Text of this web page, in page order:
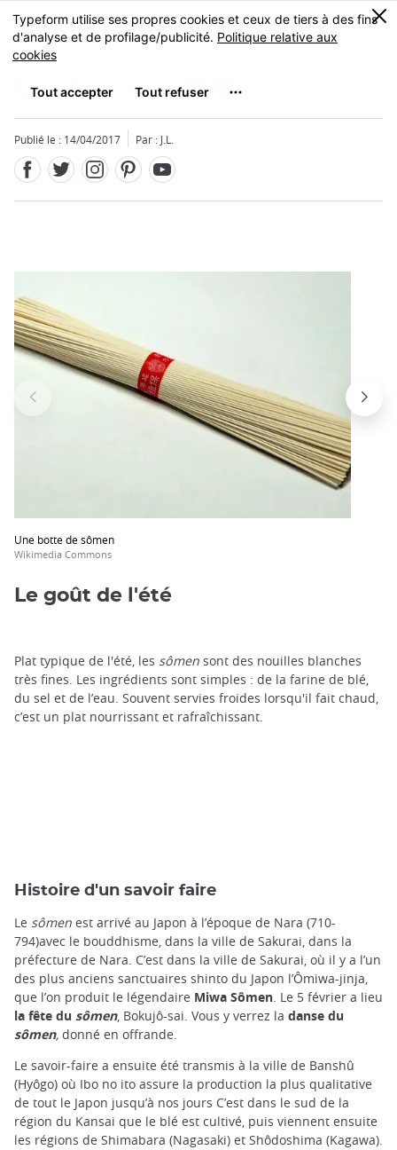
Skip
to
main
MENU
0
Les Sômen素麺
Publié le : 14/04/2017 Par : J.L.
Une botte de sômen
Wikimedia Commons
Fermer
Le goût de l'été
Plat typique de l'été, les sômen sont des nouilles blanches
très fines. Les ingrédients sont simples : de la farine de blé,
du sel et de l’eau. Souvent servies froides lorsqu'il fait chaud,
c’est un plat nourrissant et rafraîchissant.
Histoire d'un savoir faire
Le sômen est arrivé au Japon à l’époque de Nara (710-
794)avec le bouddhisme, dans la ville de Sakurai, dans la
préfecture de Nara. C’est dans la ville de Sakurai, où il y a l’un
des plus anciens sanctuaires shinto du Japon l’Ômiwa-jinja,
que l’on produit le légendaire Miwa Sômen. Le 5 février a lieu
la fête du sômen, Bokujô-sai. Vous y verrez la danse du
sômen, donné en offrande.
Le savoir-faire a ensuite été transmis à la ville de Banshû
(Hyôgo) où Ibo no ito assure la production la plus qualitative
de tout le Japon jusqu’à nos jours C’est dans le sud de la
région du Kansai que le blé est cultivé, puis viennent ensuite
les régions de Shimabara (Nagasaki) et Shôdoshima (Kagawa).